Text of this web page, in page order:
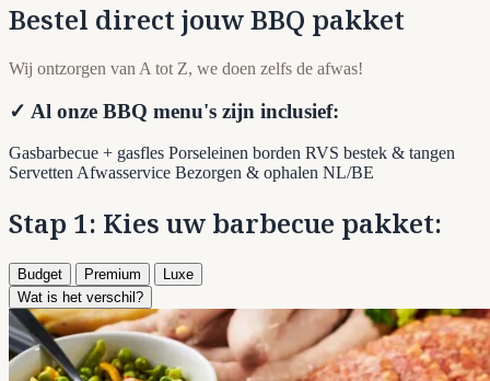
Bestel direct jouw BBQ pakket
Wij ontzorgen van A tot Z, we doen zelfs de afwas!
✓ Al onze BBQ menu's zijn inclusief:
Gasbarbecue + gasfles Porseleinen borden RVS bestek & tangen
ServettenAfwasservice Bezorgen & ophalen NL/BE
Stap 1: Kies uw barbecue pakket:
Budget Premium
Luxe
Wat is het verschil?